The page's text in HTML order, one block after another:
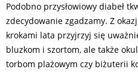
Podobno przysłowiowy diabeł
zdecydowanie zgadzamy. Z
krokami lata przyjrzyj się
bluzkom i szortom, ale także
torbom plażowym czy biżuterii